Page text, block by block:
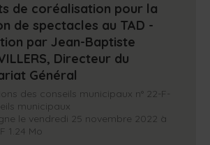
de coréalisation pour la
de spectacles au TAD -
par Jean-Baptiste
Directeur du
Général
des conseils municipaux n° 22-F-
municipaux
le vendredi 25 novembre 2022 à
1.24 Mo